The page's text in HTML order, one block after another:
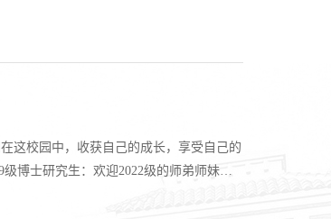
年团的百年奋斗历史。贾老师讲道：“作
这校园中，收获自己的成长，享受自己的
在全新的平台上，努力完成被动学习到主